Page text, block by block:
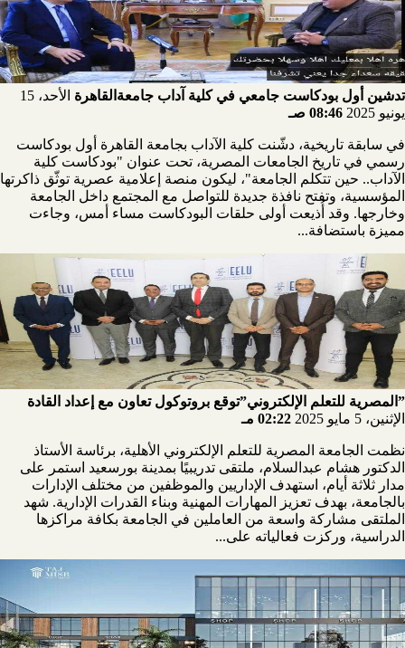
تدشين أول بودكاست جامعي في كلية آداب جامعةالقاهرة
الأحد، 15
يونيو 2025
08:46 صـ
في سابقة تاريخية، دشّنت كلية الآداب بجامعة القاهرة أول بودكاست
رسمي في تاريخ الجامعات المصرية، تحت عنوان "بودكاست كلية
الآداب.. حين تتكلم الجامعة"، ليكون منصة إعلامية عصرية توثّق ذاكرتها
المؤسسية، وتفتح نافذة جديدة للتواصل مع المجتمع داخل الجامعة
وخارجها. وقد أُذيعت أولى حلقات البودكاست مساء أمس، وجاءت
مميزة باستضافة...
”المصرية للتعلم الإلكتروني”توقع بروتوكول تعاون مع إعداد القادة
الإثنين، 5 مايو 2025
02:22 مـ
نظمت الجامعة المصرية للتعلم الإلكتروني الأهلية، برئاسة الأستاذ
الدكتور هشام عبدالسلام، ملتقى تدريبيًا بمدينة بورسعيد استمر على
مدار ثلاثة أيام، استهدف الإداريين والموظفين من مختلف الإدارات
بالجامعة، بهدف تعزيز المهارات المهنية وبناء القدرات الإدارية. شهد
الملتقى مشاركة واسعة من العاملين في الجامعة بكافة مراكزها
الدراسية، وركزت فعالياته على...